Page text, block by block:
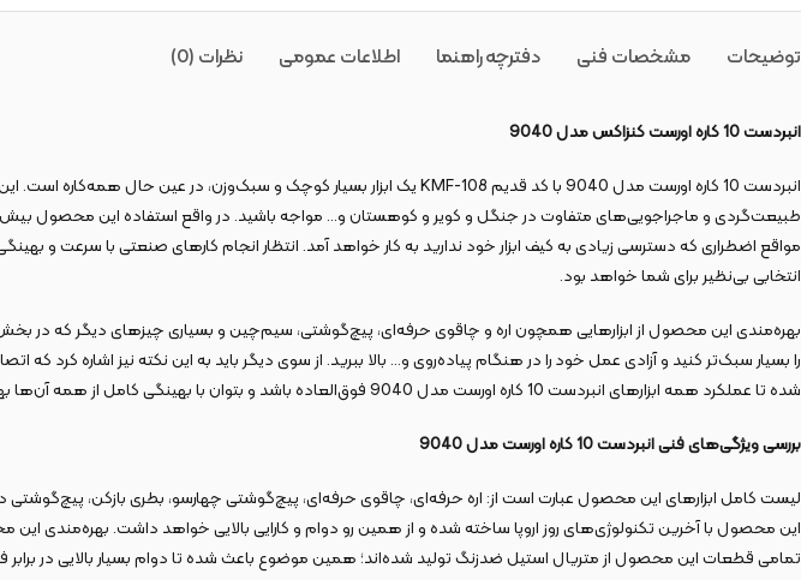
توضیحات نظرات (0) مشخصات فنی اطلاعات عمومی دفترچه راهنما
انبردست 10 کاره اورست کنزاکس مدل 9040
طبیعت‌گردی و ماجراجویی‌های متفاوت در جنگل و کویر و کوهستان و… مواجه باشید. در واقع استفاده این محصول بیش از
انتخابی بی‌نظیر برای شما خواهد بود.
بهره‌مندی این محصول از ابزارهایی همچون اره و چاقوی حرفه‌ای، پیچ‌گوشتی، سیم‌چین و بسیاری چیزهای دیگر که
را بسیار سبک‌تر کنید و آزادی عمل خود را در هنگام پیاده‌روی و… بالا ببرید. از سوی دیگر باید به این نکته نیز اشاره کرد
شده تا عملکرد همه ابزارهای انبردست 10 کاره اورست مدل 9040 فوق‌العاده باشد و بتوان با بهینگی کامل از همه آن‌ها بهره گرفت. برای بررسی دقیق‌تر ویژگی‌های فنی این محصول با ما همراه باشید.
بررسی ویژگی‌های فنی انبردست 10 کاره اورست مدل 9040
لیست کامل ابزارهای این محصول عبارت است از:‌ اره حرفه‌ای، چاقوی حرفه‌ای، پیچ‌گوشتی چهارسو، بطری بازکن،
این محصول با آخرین تکنولوژی‌های روز اروپا ساخته شده و از همین رو دوام و کارایی بالایی خواهد داشت. بهره‌مندی این